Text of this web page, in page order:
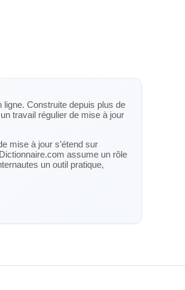
ligne. Construite depuis plus de
travail régulier de mise à jour
mise à jour s’étend sur
assume un rôle
un outil pratique,